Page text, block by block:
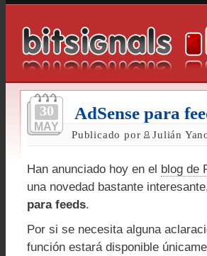
30
MAY
AdSense para
Publicado por Julián
Han anunciado hoy en el blog de
una novedad bastante
para feeds.
Por si se necesita alguna
función estará disponible